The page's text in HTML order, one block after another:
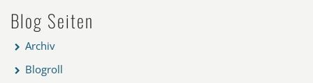
Blog Seiten
Archiv
Blogroll